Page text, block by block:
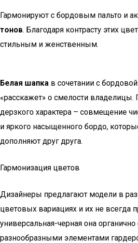
Гармонируют с бордовым пальто и
тонов. Благодаря контрасту этих
стильным и женственным.
Белая шапка в сочетании с
«расскажет» о смелости
дерзкого характера – совмещение
и яркого насыщенного бордо,
дополняют друг друга.
Гармонизация цветов
Дизайнеры предлагают модели в
цветовых вариациях и их не всегда
универсальная-черная она
разнообразными элементами